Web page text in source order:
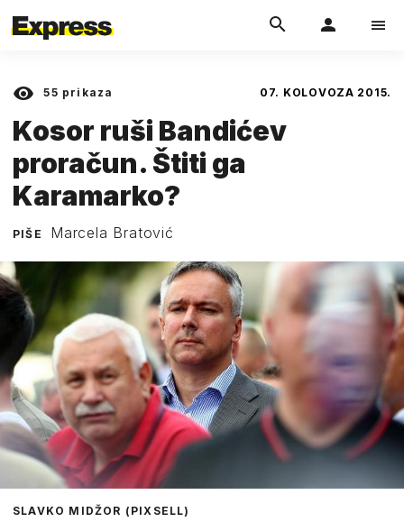
55 prikaza 07. KOLOVOZA 2015.
Kosor ruši Bandićev
proračun. Štiti ga
Karamarko?
PIŠE Marcela Bratović
SLAVKO MIDŽOR (PIXSELL)